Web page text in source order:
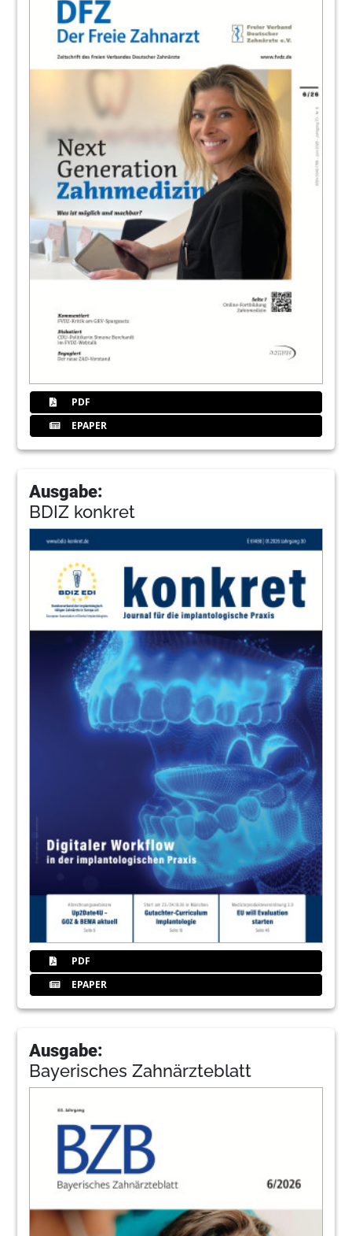
PDF
EPAPER
Ausgabe:
BDIZ konkret
PDF
EPAPER
Ausgabe:
Bayerisches Zahnärzteblatt